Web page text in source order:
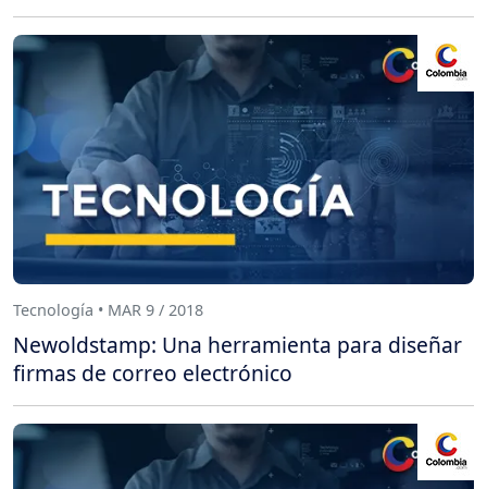
Tecnología • MAR 9 / 2018
Newoldstamp: Una herramienta para diseñar
firmas de correo electrónico